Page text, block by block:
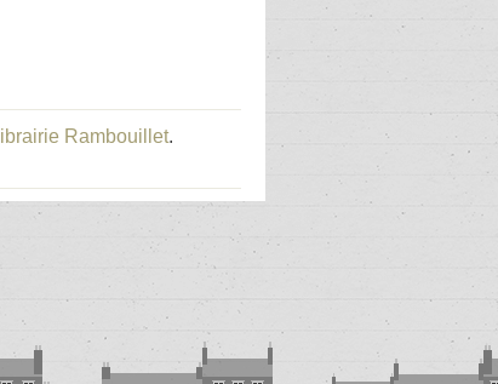
librairie Rambouillet.